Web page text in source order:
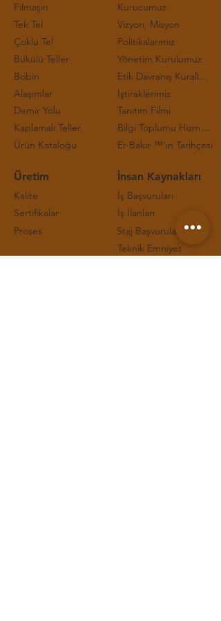
Filmaşin
Tek Tel
Çoklu Tel
Bükülü Teller
Bobin
Alaşımlar
Demir Yolu
Kaplamalı Teller
Ürün Kataloğu
Kurucumuz
Vizyon, Misyon
Politikalarımız
Yönetim Kurulumuz
Etik Davranış Kuralları ve Çalışma Prensipleri
İştiraklerimiz
Tanıtım Filmi
Bilgi Toplumu Hizmetleri
Er-Bakır ™'ın Tarihçesi
Üretim
Kalite
Sertifikalar
Proses
İnsan Kaynakları
İş Başvuruları
İş İlanları
Staj Başvuruları
Teknik Emniyet